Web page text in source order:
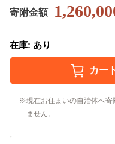
寄附金額
在庫: あり
現在お住まいの自治体へ
ません。